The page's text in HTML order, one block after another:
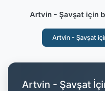
Artvin - Şavşat için
Artvin - Şavşat
Artvin - Şavşat